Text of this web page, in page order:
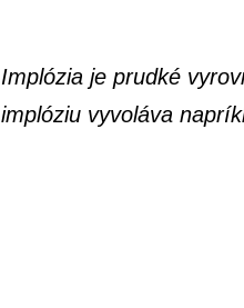
Implózia je prudké
implóziu vyvoláva